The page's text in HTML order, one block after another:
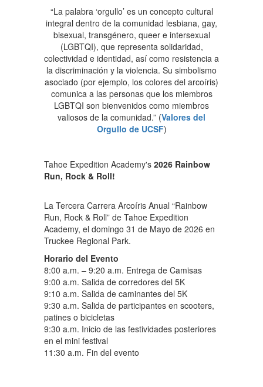
“La palabra ‘orgullo’ es un concepto cultural
integral dentro de la comunidad lesbiana, gay,
bisexual, transgénero, queer e intersexual
(LGBTQI), que representa solidaridad,
colectividad e identidad, así como resistencia a
la discriminación y la violencia. Su simbolismo
asociado (por ejemplo, los colores del arcoíris)
comunica a las personas que los miembros
LGBTQI son bienvenidos como miembros
valiosos de la comunidad.” (Valores del
Orgullo de UCSF)
Tahoe Expedition Academy's 2026 Rainbow
Run, Rock & Roll!
La Tercera Carrera Arcoíris Anual “Rainbow
Run, Rock & Roll” de Tahoe Expedition
Academy, el domingo 31 de Mayo de 2026 en
Truckee Regional Park.
Horario del Evento
8:00 a.m. – 9:20 a.m. Entrega de Camisas
9:00 a.m. Salida de corredores del 5K
9:10 a.m. Salida de caminantes del 5K
9:30 a.m. Salida de participantes en scooters,
patines o bicicletas
9:30 a.m. Inicio de las festividades posteriores
en el mini festival
11:30 a.m. Fin del evento